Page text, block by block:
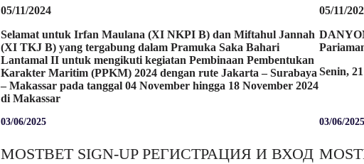
05/11/2024
Selamat untuk Irfan Maulana (XI NKPI B) dan Miftahul Jannah
(XI TKJ B) yang tergabung dalam Pramuka Saka Bahari
Lantamal II untuk mengikuti kegiatan Pembinaan Pembentukan
Karakter Maritim (PPKM) 2024 dengan rute Jakarta – Surabaya
– Makassar pada tanggal 04 November hingga 18 November 2024
di Makassar
05/11/
Senin,
03/06/2025
MOSTBET SIGN-UP РЕГИСТРАЦИЯ И ВХОД
03/06/2025